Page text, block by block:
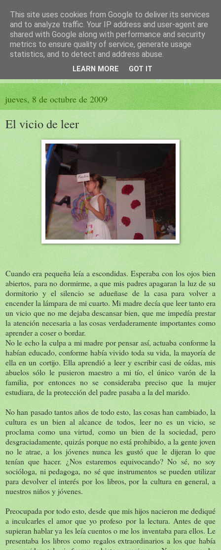
El sueño de las palabras
PÁGINA LITERARIA DE FELISA MORENO
jueves, 8 de octubre de 2009
El vicio de leer
Cuando era pequeña leía a escondidas. Esperaba con los ojos bien
abiertos, para no dormirme, a que mis padres apagaran la luz de su
dormitorio y el silencio se adueñase de la casa para volver a
encender la lámpara de mi cuarto. Mi madre decía que leer tanto era
un vicio que no me dejaba descansar bien, que me impedía prestar
la atención necesaria a las cosas verdaderamente importantes como
aprender a coser o bordar.
No le echo la culpa a mi madre por pensar así, actuaba conforme la
habían educado, conforme había vivido toda su vida, la mayoría de
ella en un cortijo. Ella aprendió a leer y escribir casi de oídas, mis
abuelos sólo le pusieron maestro a mi tío, el único varón de la
familia, por entonces no se consideraba preciso que la mujer
estudiara, de la protección del padre pasaba a la del marido.
No han pasado tantos años de todo esto, las cosas han cambiado, la
cultura es un bien al alcance de todos, leer no es un vicio, se
proclama como una virtud, como un bien de la sociedad, pero
desgraciadamente, quizás porque no está prohibido, a la gente joven
no le atrae, a los jóvenes nunca les gustó que le dijeran lo que
tenían que hacer. ¿Nos estaremos equivocando? No sé, no soy
socióloga, ni pedagoga, no sé que instrumentos se pueden utilizar
para devolver el interés por los libros, por la cultura en general, a
nuestros niños y jóvenes.
Preocupada por todo esto, desde que mis hijos nacieron me dediqué
a inculcarles el amor que yo profeso por la lectura. Antes de que
supieran hablar ya les leía cuentos o me los inventaba para ellos. Le
presentaba los libros como regalos extraordinarios a los que había
This site uses cookies from Google to deliver its services
and to analyze traffic. Your IP address and user-agent are
shared with Google along with performance and security
metrics to ensure quality of service, generate usage
statistics, and to detect and address abuse.
LEARN MORE GOT IT